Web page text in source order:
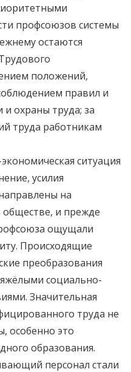
профсоюзов системы
остаются
положений,
правил и
и охраны труда; за
труда работникам
ситуация
усилия
на
обществе, и прежде
ощущали
Происходящие
преобразования
социально-
Значительная
труда не
особенно это
образования.
персонал стали